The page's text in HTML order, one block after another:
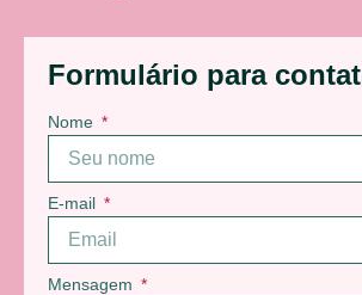
Formulário para
Nome
E-mail
Mensagem